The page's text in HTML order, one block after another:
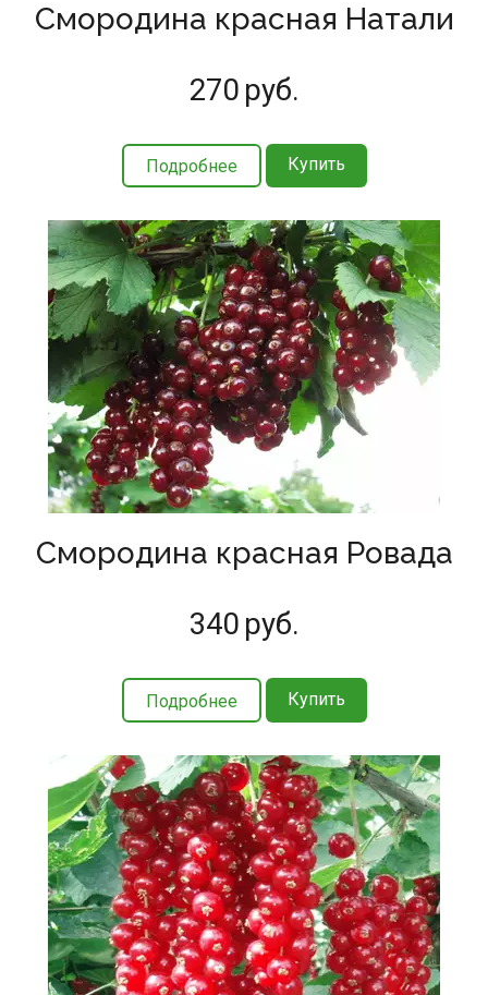
Смородина красная Натали
270 руб.
Подробнее Купить
Смородина красная Ровада
340 руб.
Подробнее Купить